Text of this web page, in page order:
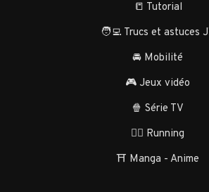
📒 Tutorial
🧑‍💻 Trucs et astuces
🚘 Mobilité
🎮 Jeux vidéo
🍿 Série TV
🏃‍♂️ Running
⛩️ Manga - Anime